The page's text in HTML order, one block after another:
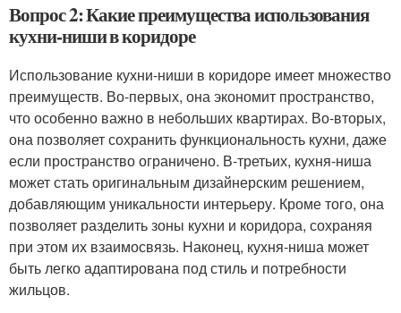
Вопрос 2: Какие преимущества использования
кухни-ниши в коридоре
Использование кухни-ниши в коридоре имеет множество
преимуществ. Во-первых, она экономит пространство,
что особенно важно в небольших квартирах. Во-вторых,
она позволяет сохранить функциональность кухни, даже
если пространство ограничено. В-третьих, кухня-ниша
может стать оригинальным дизайнерским решением,
добавляющим уникальности интерьеру. Кроме того, она
позволяет разделить зоны кухни и коридора, сохраняя
при этом их взаимосвязь. Наконец, кухня-ниша может
быть легко адаптирована под стиль и потребности
жильцов.